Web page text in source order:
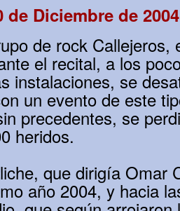
de Diciembre de 2004
de rock Callejeros,
el recital, a los
instalaciones, se
un evento de este
precedentes, se
heridos.
que dirigía Omar
año 2004, y hacia